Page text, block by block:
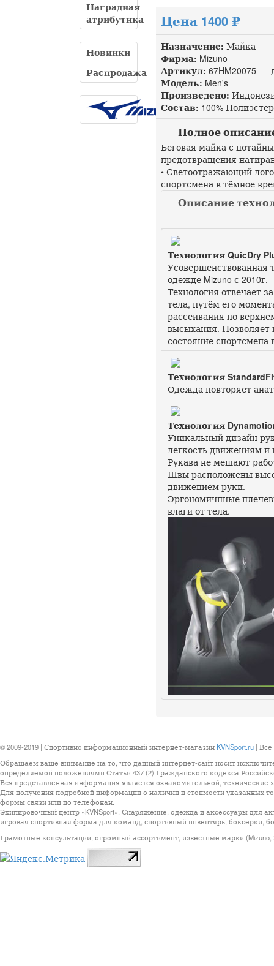
Наградная
атрибутика
Новинки
Распродажа
Цена 1400 ₽
Назначение: Майка
Фирма: Mizuno
Артикул: 67HM20075
Модель: Men's
Произведено:
Состав: 100% Полиэстер
Полное описание
Беговая майка с
предотвращения
• Светоотражающий
спортсмена в тёмное
Описание
Технология QuicDry
Усовершенствованная
одежде Mizuno с 2010г.
Технология отвечает
тела, путём его
рассеивания по
высыхания.
состояние спортсмена
Технология
Одежда повторяет
Технология
Уникальный дизайн
легкость движениям
Рукава не мешают
Швы расположены
движением руки.
Эргономичнные
влаги от тела.
© 2009-2019 | Спортивно информационный интернет-магазин KVNSport.ru |
Обращаем ваше внимание на то, что данный интернет-сайт носит
определяемой положениями Статьи 437 (2) Гражданского кодекса
Вся представленная информация является ознакомительной, технические
Для получения подробной информации о наличии и стоимости указанных
формы связи или по телефонан.
Экипировочный центр «KVNSport». Снаряжение, одежда и аксессуары для
игровая спортивная форма для команд, спортивный инвентярь, боксёрки,
Грамотные консультации, огромный ассортимент, известные марки (Mizuno,